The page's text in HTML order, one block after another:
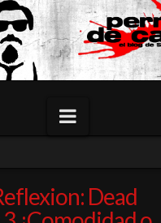
Navigation
Dead